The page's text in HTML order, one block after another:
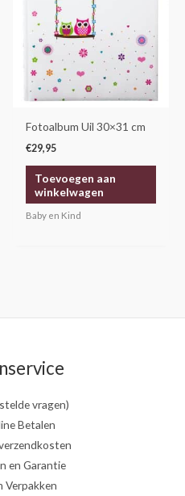
Fotoalbum Uil 30×31 cm
€29,95
Toevoegen aan
winkelwagen
Baby en Kind
vragen)
Betalen
en Garantie
Verpakken